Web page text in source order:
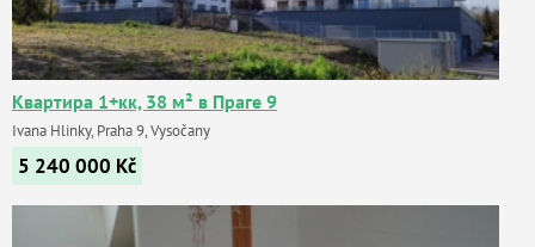
Квартира 1+кк, 38 м² в Праге 9
Ivana Hlinky, Praha 9, Vysočany
5 240 000 Kč